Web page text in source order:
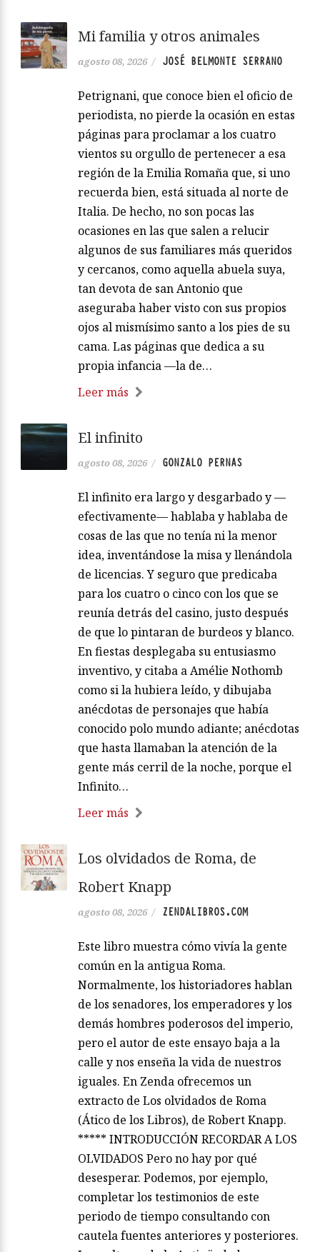
Mi familia y otros animales
agosto 08, 2026 / JOSÉ BELMONTE SERRANO
Petrignani, que conoce bien el oficio de
periodista, no pierde la ocasión en estas
páginas para proclamar a los cuatro
vientos su orgullo de pertenecer a esa
región de la Emilia Romaña que, si uno
recuerda bien, está situada al norte de
Italia. De hecho, no son pocas las
ocasiones en las que salen a relucir
algunos de sus familiares más queridos
y cercanos, como aquella abuela suya,
tan devota de san Antonio que
aseguraba haber visto con sus propios
ojos al mismísimo santo a los pies de su
cama. Las páginas que dedica a su
propia infancia —la de…
Leer más
El infinito
agosto 08, 2026 / GONZALO PERNAS
El infinito era largo y desgarbado y —
efectivamente— hablaba y hablaba de
cosas de las que no tenía ni la menor
idea, inventándose la misa y llenándola
de licencias. Y seguro que predicaba
para los cuatro o cinco con los que se
reunía detrás del casino, justo después
de que lo pintaran de burdeos y blanco.
En fiestas desplegaba su entusiasmo
inventivo, y citaba a Amélie Nothomb
como si la hubiera leído, y dibujaba
anécdotas de personajes que había
conocido polo mundo adiante; anécdotas
que hasta llamaban la atención de la
gente más cerril de la noche, porque el
Infinito…
Leer más
Los olvidados de Roma, de
Robert Knapp
agosto 08, 2026 / ZENDALIBROS.COM
Este libro muestra cómo vivía la gente
común en la antigua Roma.
Normalmente, los historiadores hablan
de los senadores, los emperadores y los
demás hombres poderosos del imperio,
pero el autor de este ensayo baja a la
calle y nos enseña la vida de nuestros
iguales. En Zenda ofrecemos un
extracto de Los olvidados de Roma
(Ático de los Libros), de Robert Knapp.
***** INTRODUCCIÓN RECORDAR A LOS
OLVIDADOS Pero no hay por qué
desesperar. Podemos, por ejemplo,
completar los testimonios de este
periodo de tiempo consultando con
cautela fuentes anteriores y posteriores.